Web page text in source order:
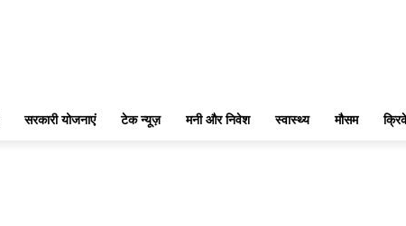
सरकारी योजनाएं टेक न्यूज़ मनी और निवेश स्वास्थ्य मौसम